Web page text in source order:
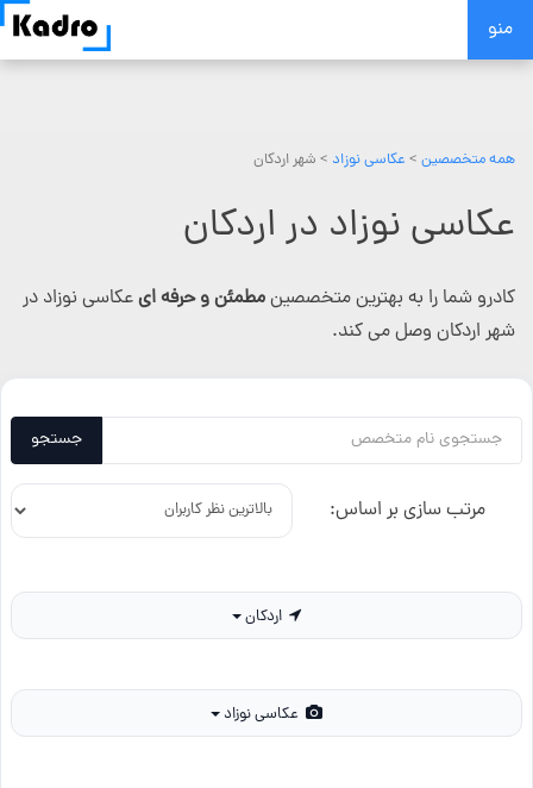
Skip
منو
همه متخصصین > عکاسی نوزاد > شهر اردکان
عکاسی نوزاد در اردکان
کادرو شما را به بهترین متخصصینمطمئن و حرفه ایعکاسی نوزاد در
شهر اردکان وصل می کند.
جستجو
مرتب سازی بر اساس: